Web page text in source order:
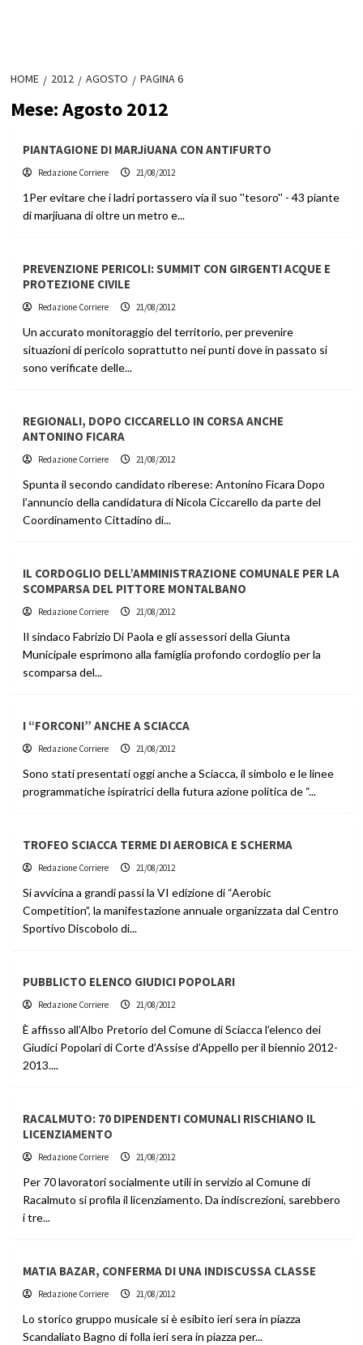
HOME 2012 AGOSTO PAGINA 6
Mese:Agosto 2012
PIANTAGIONE DI MARJiUANA CON ANTIFURTO
Redazione Corriere 21/08/2012
1Per evitare che i ladri portassero via il suo ''tesoro'' - 43 piante
di marjiuana di oltre un metro e...
PREVENZIONE PERICOLI: SUMMIT CON GIRGENTI ACQUE E
PROTEZIONE CIVILE
Redazione Corriere 21/08/2012
Un accurato monitoraggio del territorio, per prevenire
situazioni di pericolo soprattutto nei punti dove in passato si
sono verificate delle...
REGIONALI, DOPO CICCARELLO IN CORSA ANCHE
ANTONINO FICARA
Redazione Corriere 21/08/2012
Spunta il secondo candidato riberese: Antonino Ficara Dopo
l’annuncio della candidatura di Nicola Ciccarello da parte del
Coordinamento Cittadino di...
IL CORDOGLIO DELL’AMMINISTRAZIONE COMUNALE PER LA
SCOMPARSA DEL PITTORE MONTALBANO
Redazione Corriere 21/08/2012
Il sindaco Fabrizio Di Paola e gli assessori della Giunta
Municipale esprimono alla famiglia profondo cordoglio per la
scomparsa del...
I “FORCONI” ANCHE A SCIACCA
Redazione Corriere 21/08/2012
Sono stati presentati oggi anche a Sciacca, il simbolo e le linee
programmatiche ispiratrici della futura azione politica de “...
TROFEO SCIACCA TERME DI AEROBICA E SCHERMA
Redazione Corriere 21/08/2012
Si avvicina a grandi passi la VI edizione di “Aerobic
Competition”, la manifestazione annuale organizzata dal Centro
Sportivo Discobolo di...
PUBBLICTO ELENCO GIUDICI POPOLARI
Redazione Corriere 21/08/2012
È affisso all’Albo Pretorio del Comune di Sciacca l’elenco dei
Giudici Popolari di Corte d’Assise d’Appello per il biennio 2012-
2013....
RACALMUTO: 70 DIPENDENTI COMUNALI RISCHIANO IL
LICENZIAMENTO
Redazione Corriere 21/08/2012
Per 70 lavoratori socialmente utili in servizio al Comune di
Racalmuto si profila il licenziamento. Da indiscrezioni, sarebbero
i tre...
MATIA BAZAR, CONFERMA DI UNA INDISCUSSA CLASSE
Redazione Corriere 21/08/2012
Lo storico gruppo musicale si è esibito ieri sera in piazza
Scandaliato Bagno di folla ieri sera in piazza per...